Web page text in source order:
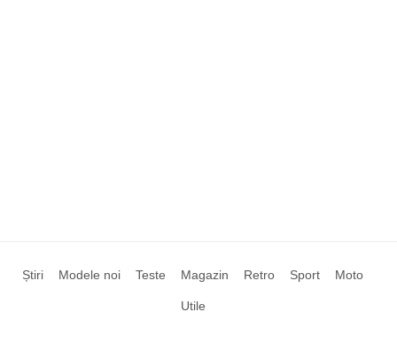
Știri Modele noi Teste Magazin Retro Sport Moto
Utile